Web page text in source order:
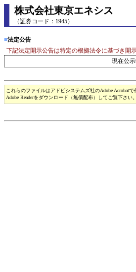
株式会社東京エネシス
（証券コード：1945）
■法定公告
下記法定開示公告は特定の根拠法令に基づき開
現在公
これらのファイルはアドビシステムズ社のAdobe Acrobatで
Adobe Readerをダウンロード（無償配布）してご覧下さい。